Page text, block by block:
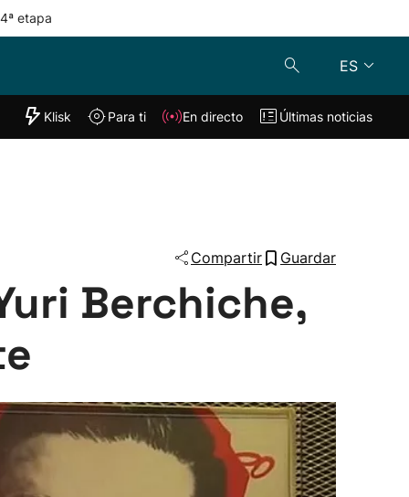
etapa
ES
"Helmuga"
Klisk En directo
Klisk Para ti En directo Últimas noticias
Compartir Guardar
Berchiche,